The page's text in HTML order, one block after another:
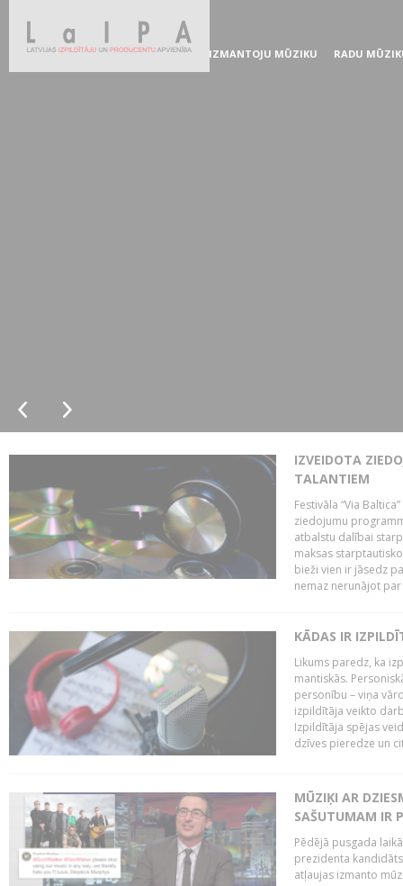
IZMANTOJU MŪZIKU RADU
IZVEIDOTA
TALANTIEM
Festivāla “Via
ziedojumu
atbalstu dalībai
maksas
bieži vien ir jāsedz
nemaz nerunājot
KĀDAS IR
Likums paredz, ka
mantiskās.
personību – viņa
izpildītāja veikto
Izpildītāja spējas
dzīves pieredze un
MŪZIĶI AR
SAŠUTUMAM IR
Pēdējā pusgada
prezidenta
atļaujas izmanto